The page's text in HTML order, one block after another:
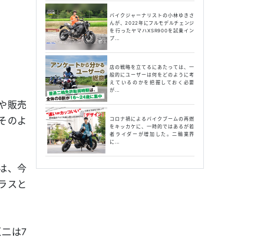
販売
のよ
、今
スと
は7
バイクジャーナリストの小林ゆきさ
んが、2022年にフルモデルチェンジ
を行ったヤマハXSR900を試乗イン
プ...
店の戦略を立てるにあたっては、一
般的にユーザーは何をどのように考
えているのかを把握しておく必要
が...
コロナ禍によるバイクブームの再燃
をキッカケに、一時的ではあるが若
者ライダーが増加した。二輪業界
に...